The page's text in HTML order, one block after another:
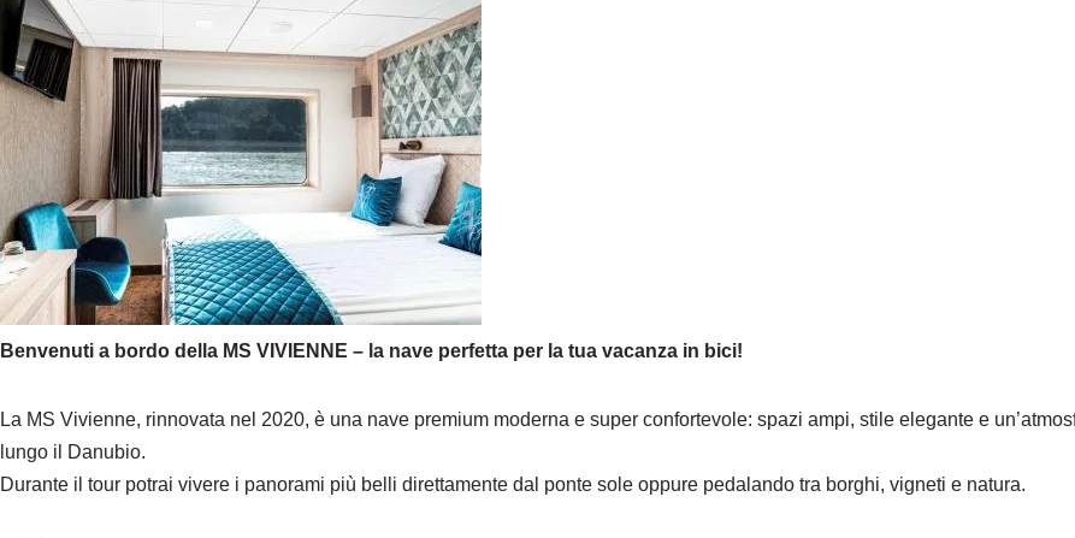
Benvenuti a bordo della MS VIVIENNE – la nave perfetta per la tua vacanza in bici!
La MS Vivienne, rinnovata nel 2020, è una nave premium moderna e super confortevole: spazi ampi, stile elegante e
lungo il Danubio.
Durante il tour potrai vivere i panorami più belli direttamente dal ponte sole oppure pedalando tra borghi, vigneti e natura.